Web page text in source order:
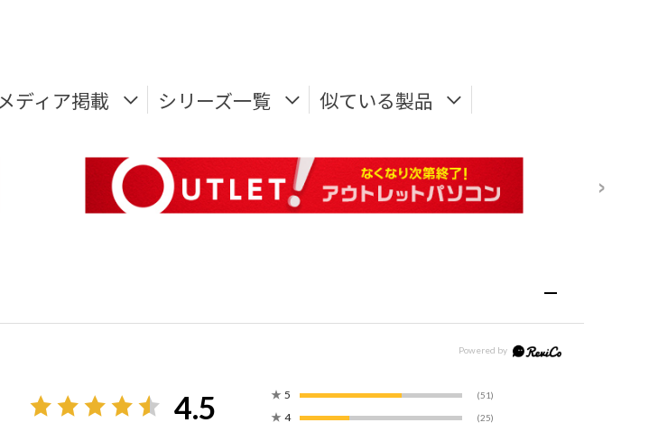
メディア掲載 シリーズ一覧 似ている製品
4.5 ★ 5 (51)
★ 4 (25)